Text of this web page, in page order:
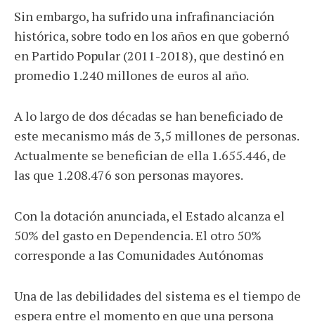
Sin embargo, ha sufrido una infrafinanciación
histórica, sobre todo en los años en que gobernó
en Partido Popular (2011-2018), que destinó en
promedio 1.240 millones de euros al año.
A lo largo de dos décadas se han beneficiado de
este mecanismo más de 3,5 millones de personas.
Actualmente se benefician de ella 1.655.446, de
las que 1.208.476 son personas mayores.
Con la dotación anunciada, el Estado alcanza el
50% del gasto en Dependencia. El otro 50%
corresponde a las Comunidades Autónomas
Una de las debilidades del sistema es el tiempo de
espera entre el momento en que una persona